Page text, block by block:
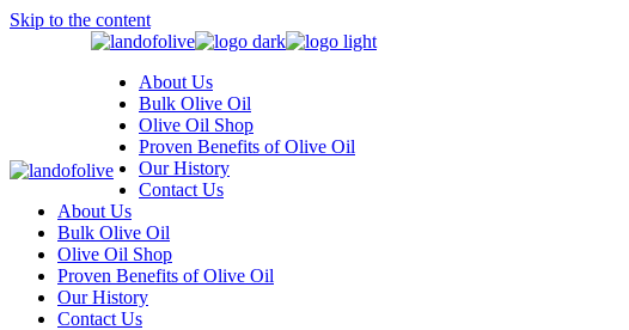
Skip to the content
About Us
Bulk Olive Oil
Olive Oil Shop
Proven Benefits of Olive Oil
Our History
Contact Us
About Us
Bulk Olive Oil
Olive Oil Shop
Proven Benefits of Olive Oil
Our History
Contact Us